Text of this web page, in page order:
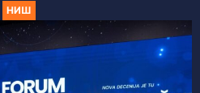
НИШ